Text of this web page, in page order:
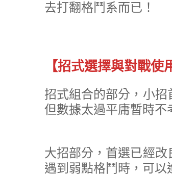
去打翻格鬥系而已！
【招式選擇與對戰使
招式組合的部分，小招
但數據太過平庸暫時不
大招部分，首選已經
遇到弱點格鬥時，可以